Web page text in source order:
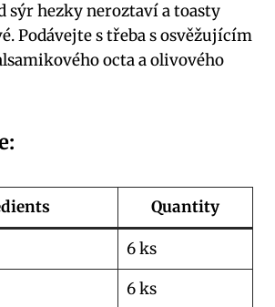
sýr hezky neroztaví a toasty
Podávejte s třeba s osvěžujícím
octa a olivového
Quantity
6 ks
6 ks